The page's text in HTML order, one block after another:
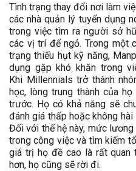
Tình trạng thay đổi nơi làm
các nhà quản lý tuyển dụng
trong việc tìm ra người sở
các vị trí để ngỏ. Trong một
trạng thiếu hụt kỹ năng,
dụng gặp khó khăn trong
Khi Millennials trở thành
học, lòng trung thành của
trước. Họ có khả năng sẽ
đánh giá thấp hoặc không
Đối với thế hệ này, mức
trong công việc và tìm kiếm
giá trị họ đề cao là rất quan
hơn, họ cũng sẽ rời đi.